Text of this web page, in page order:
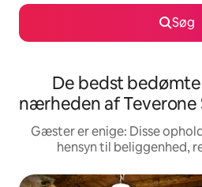
Søg
De bedst
nærheden af Teverone
Gæster er enige: Disse
hensyn til beliggenhed,